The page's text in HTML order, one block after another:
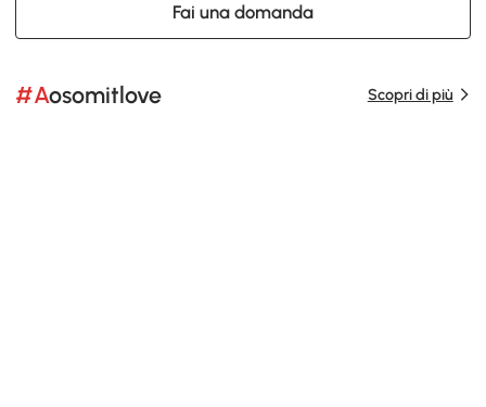
Fai una domanda
#Aosomitlove Scopri di più